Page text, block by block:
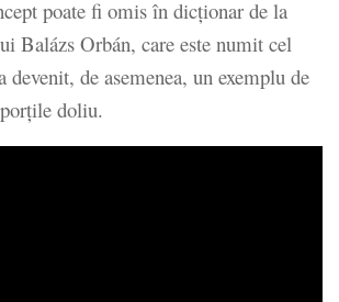
poate fi omis în dicționar de la
Balázs Orbán, care este numit cel
devenit, de asemenea, un exemplu de
doliu.